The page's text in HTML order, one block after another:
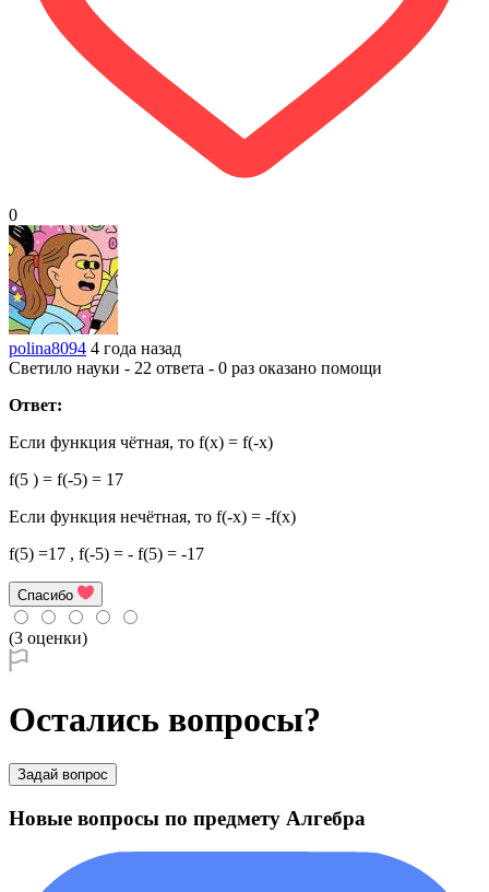
0
polina8094 4 года назад
Светило науки - 22 ответа - 0 раз оказано помощи
Ответ:
Если функция чётная, то f(x) = f(-x)
f(5 ) = f(-5) = 17
Если функция нечётная, то f(-x) = -f(x)
f(5) =17 , f(-5) = - f(5) = -17
Спасибо
(3 оценки)
Остались вопросы?
Задай вопрос
Новые вопросы по предмету Алгебра